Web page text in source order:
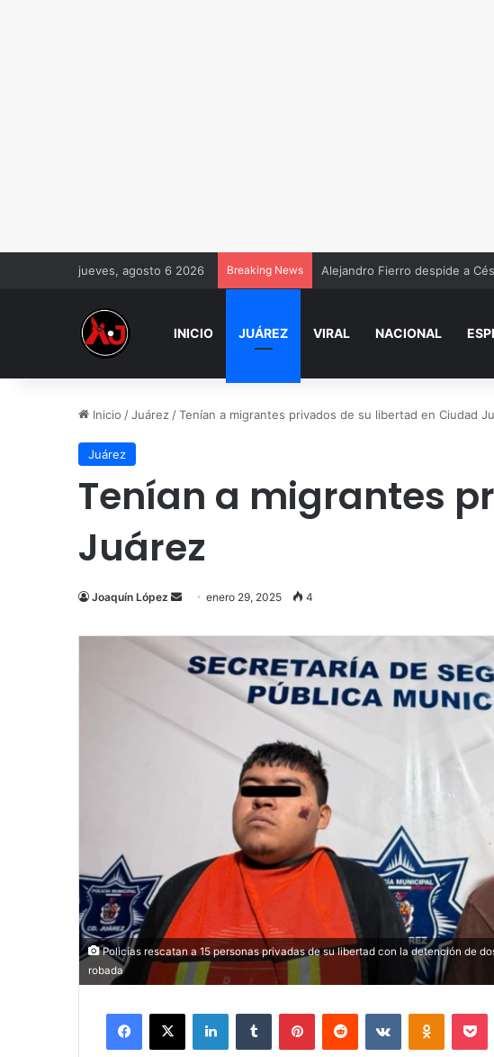
jueves, agosto 6 2026 Breaking News Alejandro Fierro despide a
INICIO JUÁREZ VIRAL NACIONAL
Inicio /Juárez /Tenían a migrantes privados de su libertad en Ciudad
Juárez
Tenían a migrantes
Juárez
Joaquín López
Send
email
enero 29, 2025 4
Policías rescatan a 15 personas privadas de su libertad con la detención de
robada
Facebook
X LinkedInTumblr PinterestReddit VKontakte